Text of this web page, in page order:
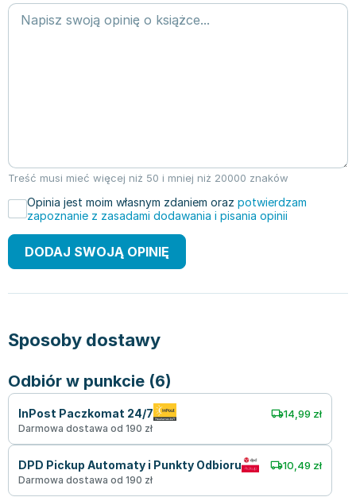
Treść musi mieć więcej niż 50 i mniej niż 20000 znaków
Opinia jest moim własnym zdaniem oraz potwierdzam
zapoznanie z zasadami dodawania i pisania opinii
DODAJ SWOJĄ OPINIĘ
Sposoby dostawy
Odbiór w punkcie (6)
InPost Paczkomat 24/7 14,99 zł
Darmowa dostawa od 190 zł
DPD Pickup Automaty i Punkty Odbioru 10,49 zł
Darmowa dostawa od 190 zł